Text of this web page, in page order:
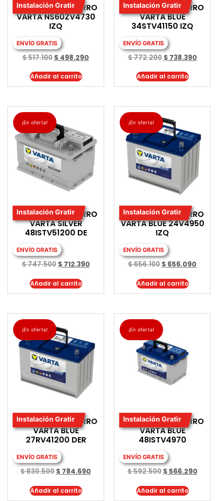
Instalación Gratis
BATERIA PARA CARRO
VARTA NS60ZV4730
IZQ
ENVÍO GRATIS
$517.100 $ 498.290
Añadir al carrito
Instalación Gratis
BATERIA PARA CARRO
VARTA BLUE
34STV41150 IZQ
ENVÍO GRATIS
$772.200 $738.390
Añadir al carrito
¡En oferta!
Instalación Gratis
BATERIA PARA CARRO
VARTA SILVER
48ISTV51200 DE
ENVÍO GRATIS
$747.500 $712.390
Añadir al carrito
¡En oferta!
Instalación Gratis
BATERIA PARA CARRO
VARTA BLUE 24V4950
IZQ
ENVÍO GRATIS
$656.100 $ 656.090
Añadir al carrito
¡En oferta!
Instalación Gratis
BATERIA PARA CARRO
VARTA BLUE
27RV41200 DER
ENVÍO GRATIS
$830.500 $ 784.690
Añadir al carrito
¡En oferta!
Instalación Gratis
BATERIA PARA CARRO
VARTA BLUE
48ISTV4970
ENVÍO GRATIS
$592.500 $566.290
Añadir al carrito